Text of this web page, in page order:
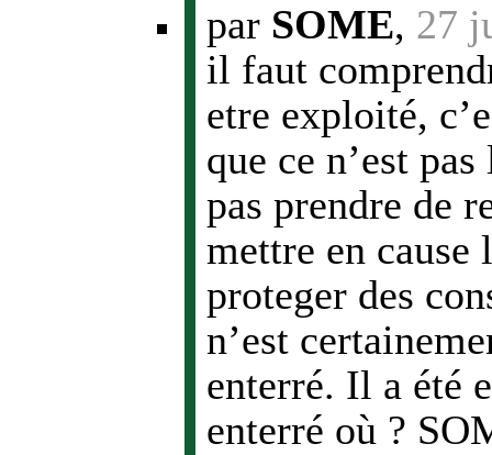
par SOME, 27
il faut
etre exploité,
que ce n’est
pas prendre de
mettre en
proteger des
n’est
enterré. Il a été
enterré où ?